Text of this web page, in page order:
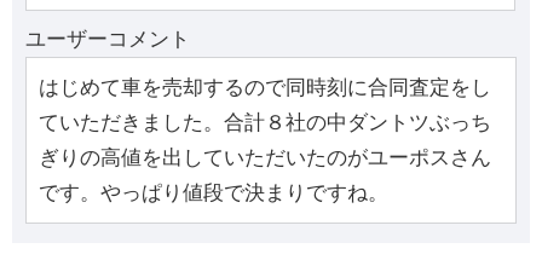
ユーザーコメント
はじめて車を売却するので同時刻に合同査定をし
ていただきました。合計８社の中ダントツぶっち
ぎりの高値を出していただいたのがユーポスさん
です。やっぱり値段で決まりですね。